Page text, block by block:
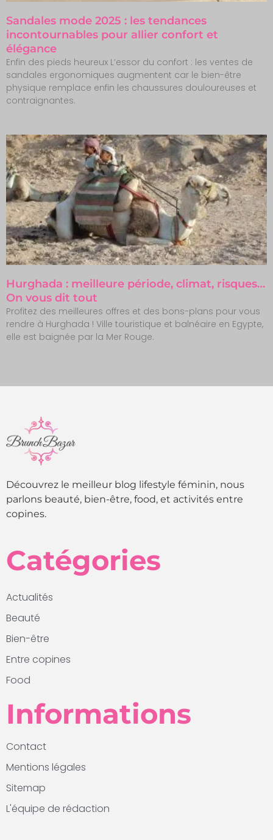
Sandales mode 2025 : les tendances
incontournables pour allier confort et
élégance
Enfin des pieds heureux L’essor du confort : les ventes de
sandales ergonomiques augmentent car le bien-être
physique remplace enfin les chaussures douloureuses et
contraignantes.
Hurghada : meilleure période, climat, risques…
On vous dit tout
Profitez des meilleures offres et des bons-plans pour vous
rendre à Hurghada ! Ville touristique et balnéaire en Egypte,
elle est baignée par la Mer Rouge.
Découvrez le meilleur blog lifestyle féminin, nous
parlons beauté, bien-être, food, et activités entre
copines.
Catégories
Actualités
Beauté
Bien-être
Entre copines
Food
Informations
Contact
Mentions légales
Sitemap
L'équipe de rédaction